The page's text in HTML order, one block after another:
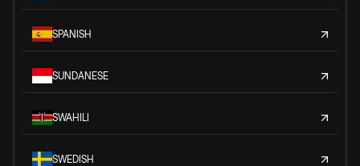
SPANISH
SUNDANESE
SWAHILI
SWEDISH